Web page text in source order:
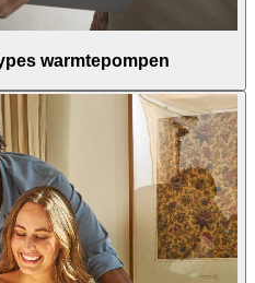
warmtepompen